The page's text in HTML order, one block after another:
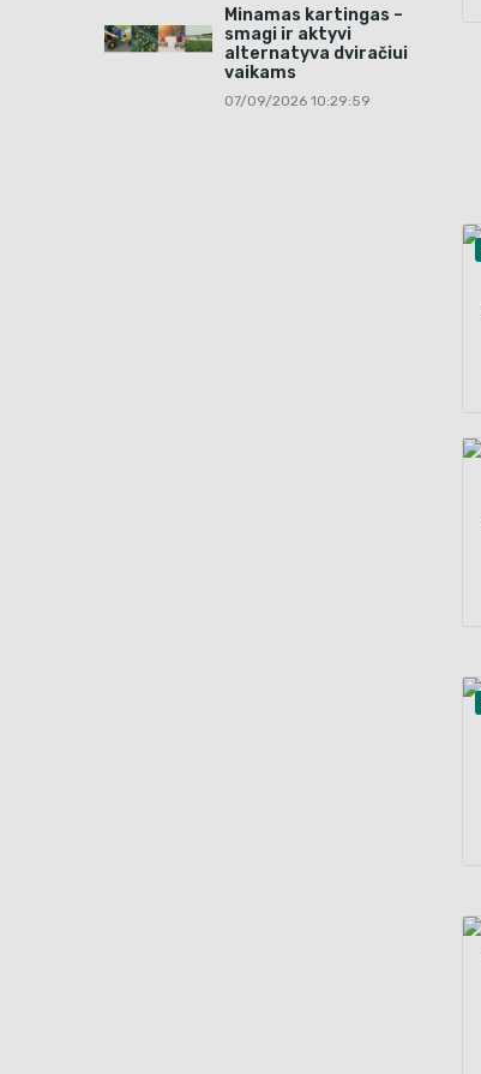
Minamas kartingas –
smagi ir aktyvi
alternatyva dviračiui
vaikams
07/09/2026 10:29:59